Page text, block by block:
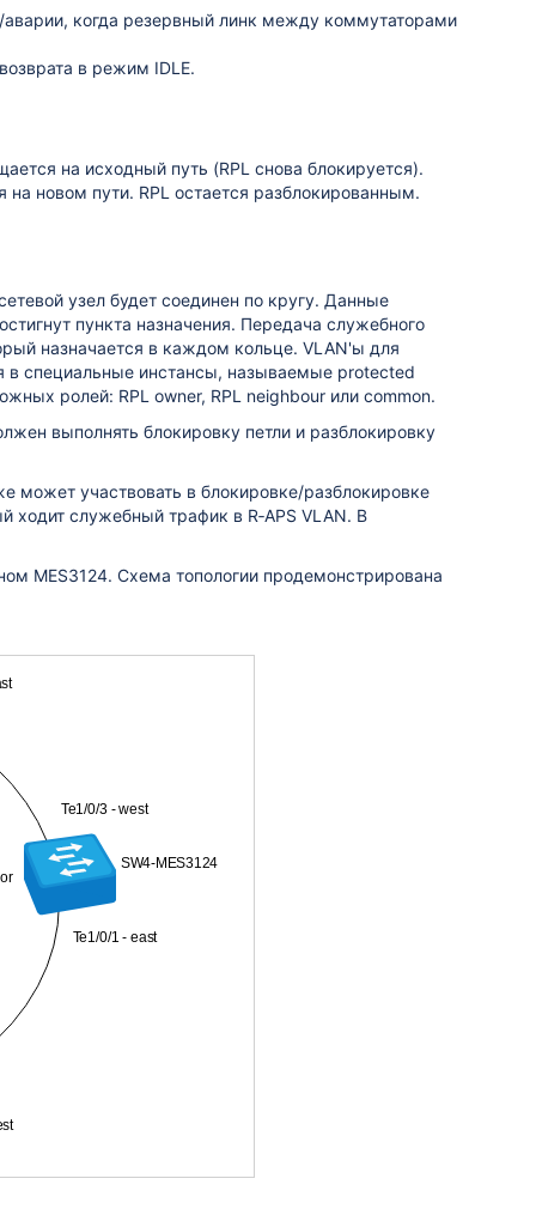
когда резервный линк между коммутаторами
в режим IDLE.
на исходный путь (RPL снова блокируется).
на новом пути. RPL остается разблокированным.
узел будет соединен по кругу. Данные
пункта назначения. Передача служебного
назначается в каждом кольце. VLAN'ы для
в специальные инстансы, называемые protected
ролей: RPL owner, RPL neighbour или common.
выполнять блокировку петли и разблокировку
может участвовать в блокировке/разблокировке
ходит служебный трафик в R‑APS VLAN. В
MES3124. Схема топологии продемонстрирована
SW4-MES3124
Te1/0/1 - east
Te1/0/3 - west